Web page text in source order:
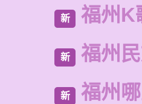
新 福州K
新 福州
新 福州